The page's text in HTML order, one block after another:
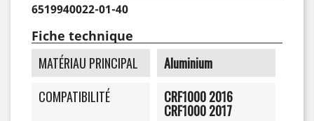
6519940022-01-40
Fiche technique
MATÉRIAU PRINCIPAL
Aluminium
COMPATIBILITÉ
CRF1000 2016
CRF1000 2017